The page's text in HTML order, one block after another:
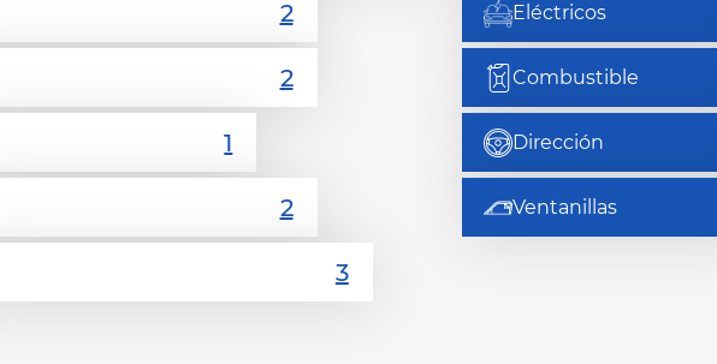
Eléctricos
Combustible
Dirección
Ventanillas